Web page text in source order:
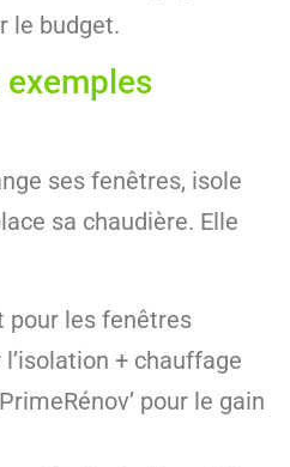
le budget.
exemples
ses fenêtres, isole
sa chaudière. Elle
pour les fenêtres
+ chauffage
pour le gain